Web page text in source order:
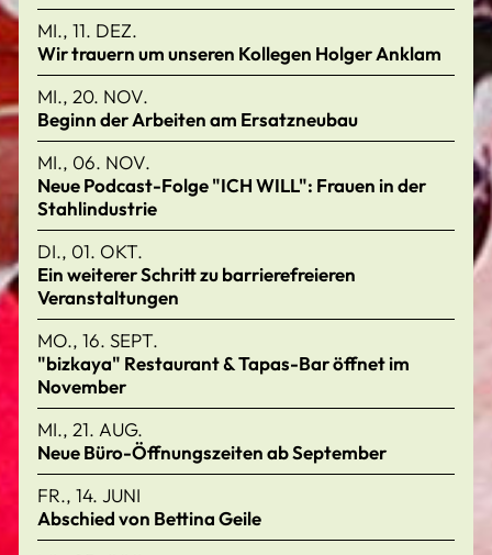
MI., 11. DEZ.
Wir trauern um unseren Kollegen Holger Anklam
MI., 20. NOV.
Beginn der Arbeiten am Ersatzneubau
MI., 06. NOV.
Neue Podcast-Folge "ICH WILL": Frauen in der
Stahlindustrie
DI., 01. OKT.
Ein weiterer Schritt zu barrierefreieren
Veranstaltungen
MO., 16. SEPT.
"bizkaya" Restaurant & Tapas-Bar öffnet im
November
MI., 21. AUG.
Neue Büro-Öffnungszeiten ab September
FR., 14. JUNI
Abschied von Bettina Geile